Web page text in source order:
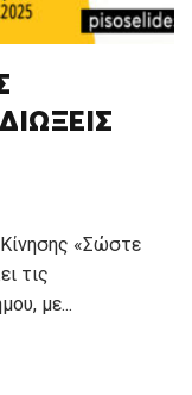
«Σώστε
τις
με...